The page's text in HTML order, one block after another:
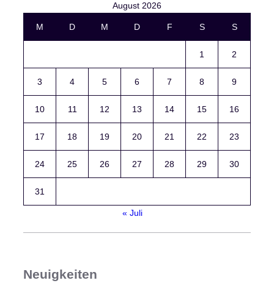
August 2026
M D M D F S S
1 2
3 4 5 6 7 8 9
10 11 12 13 14 15 16
17 18 19 20 21 22 23
24 25 26 27 28 29 30
31
« Juli
Neuigkeiten